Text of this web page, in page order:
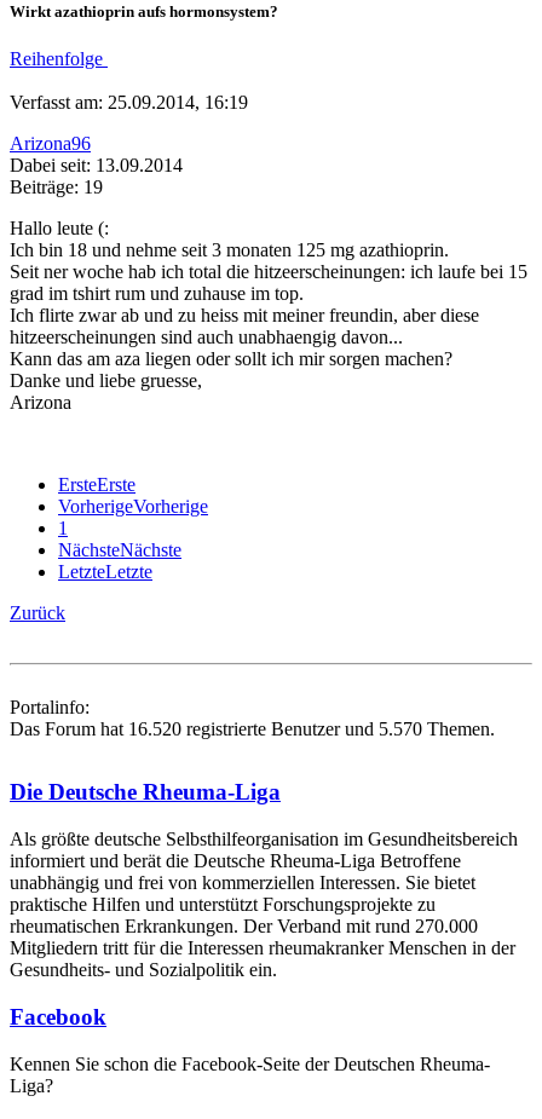
Wirkt azathioprin aufs hormonsystem?
Reihenfolge
Verfasst am: 25.09.2014, 16:19
Arizona96
Dabei seit: 13.09.2014
Beiträge: 19
Hallo leute (:
Ich bin 18 und nehme seit 3 monaten 125 mg azathioprin.
Seit ner woche hab ich total die hitzeerscheinungen: ich laufe bei 15
grad im tshirt rum und zuhause im top.
Ich flirte zwar ab und zu heiss mit meiner freundin, aber diese
hitzeerscheinungen sind auch unabhaengig davon...
Kann das am aza liegen oder sollt ich mir sorgen machen?
Danke und liebe gruesse,
Arizona
ErsteErste
VorherigeVorherige
1
NächsteNächste
LetzteLetzte
Zurück
Portalinfo:
Das Forum hat 16.520 registrierte Benutzer und 5.570 Themen.
Die Deutsche Rheuma-Liga
Als größte deutsche Selbsthilfe­organisation im Gesundheitsbereich
informiert und berät die Deutsche Rheuma-Liga Betroffene
unabhängig und frei von kommerziellen Interessen. Sie bietet
praktische Hilfen und unterstützt Forschungsprojekte zu
rheumatischen Erkrankungen. Der Verband mit rund 270.000
Mitgliedern tritt für die Interessen rheumakranker Menschen in der
Gesundheits- und Sozialpolitik ein.
Facebook
Kennen Sie schon die Facebook-Seite der Deutschen Rheuma-
Liga?